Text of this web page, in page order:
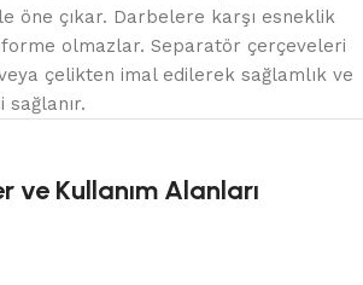
öne çıkar. Darbelere karşı esneklik
olmazlar. Separatör çerçeveleri
çelikten imal edilerek sağlamlık ve
sağlanır.
ve Kullanım Alanları